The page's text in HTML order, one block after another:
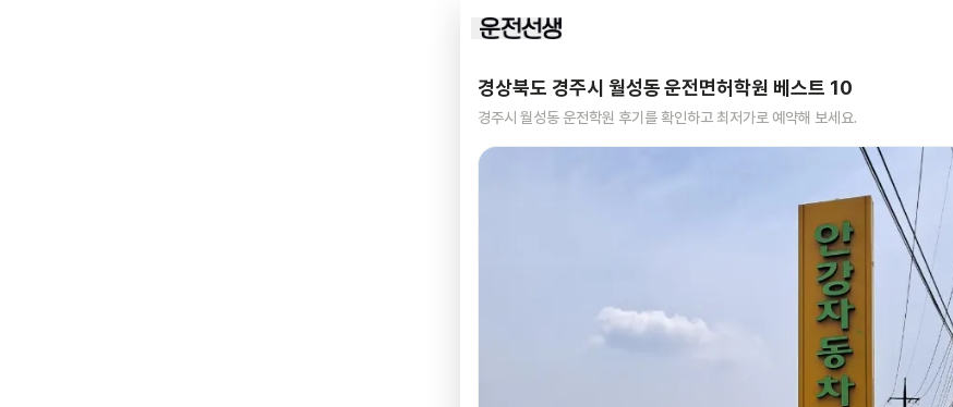
경상북도 경주시 월성동운전면허학원 베스트 10
경주시 월성동 운전학원 후기를 확인하고 최저가로 예약해 보세요.